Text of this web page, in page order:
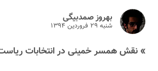
بهروز صمدبیگی
شنبه ۲۹ فروردين ۱۳۹۴
» نقش همسر خمینی در انتخابات ریاست